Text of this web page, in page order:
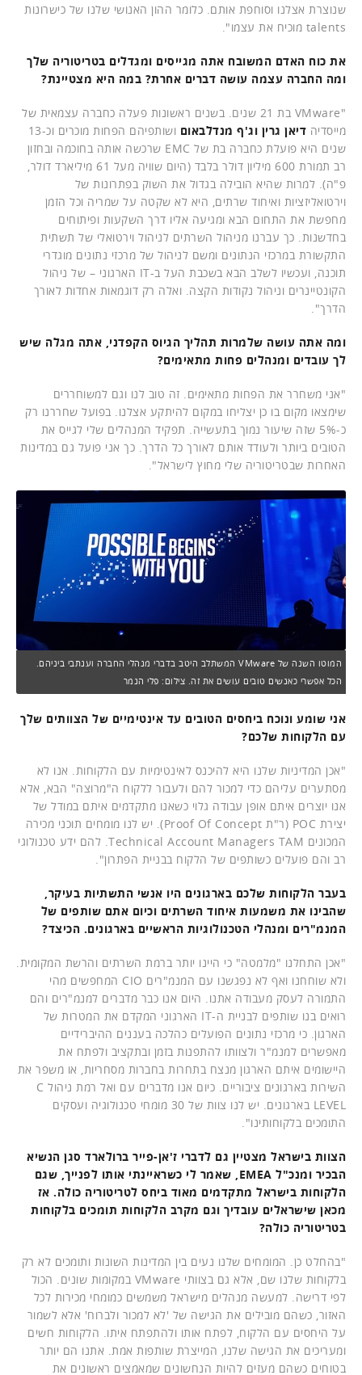
שנוצרת אצלנו וסוחפת אותם. כלומר ההון האנושי שלנו של כישרונות
talents מוכיח את עצמו".
את כוח האדם המשובח אתה מגייסים ומגדלים בטריטוריה שלך
ומה החברה עצמה עושה דברים אחרת? במה היא מצטיינת?
"VMware בת 21 שנים. בשנים ראשונות פעלה כחברה עצמאית של
מייסדיה דיאן גרין וג'ף מנדלבאום
ושותפיהם הפחות מוכרים וכ-13
שנים היא פועלת כחברה בת של EMC שרכשה אותה בחוכמה ובחזון
רב תמורת 600 מיליון דולר בלבד (היום שוויה מעל 61 מיליארד דולר,
פ"ה). למרות שהיא הובילה בגדול את השוק בפתרונות של
וירטואליזציות ואיחוד שרתים, היא לא שקטה על שמריה וכל הזמן
מחפשת את התחום הבא ומגיעה אליו דרך השקעות ופיתוחים
בחדשנות. כך עברנו מניהול השרתים לניהול וירטואלי של תשתית
התקשורת במרכזי הנתונים ומשם לניהול של מרכזי נתונים מוגדרי
תוכנה, ועכשיו לשלב הבא בשכבת העל ב-IT הארגוני – של ניהול
הקונטיינרים וניהול נקודות הקצה. ואלה רק דוגמאות אחדות לאורך
הדרך".
ומה אתה עושה שלמרות תהליך הגיוס הקפדני, אתה מגלה שיש
לך עובדים ומנהלים פחות מתאימים?
"אני משחרר את הפחות מתאימים. זה טוב לנו וגם למשוחררים
שימצאו מקום בו כן יצליחו במקום להיתקע אצלנו. בפועל שחררנו רק
כ-5% שזה שיעור נמוך בתעשייה. תפקיד המנהלים שלי לגייס את
הטובים ביותר ולעודד אותם לאורך כל הדרך. כך אני פועל גם במדינות
האחרות שבטריטוריה שלי מחוץ לישראל".
המוטו השנה של VMware המשתלב היטב בדברי מנהלי החברה וענתבי ביניהם.
הכל אפשרי כאנשים טובים עושים את זה. צילום: פלי הנמר
אני שומע ונוכח ביחסים הטובים עד אינטימיים של הצוותים שלך
עם הלקוחות שלכם?
"אכן המדיניות שלנו היא להיכנס לאינטימיות עם הלקוחות. אנו לא
מסתערים עליהם כדי למכור להם ולעבור ללקוח ה"מרוצה" הבא, אלא
אנו יוצרים איתם אופן עבודה גלוי כשאנו מתקדמים איתם במודל של
יצירת POC (ר"ת Proof Of Concept). יש לנו מומחים תוכני מכירה
המכונים Technical Account Managers TAM. להם ידע טכנולוגי
רב והם פועלים כשותפים של הלקוח בבניית הפתרון".
בעבר הלקוחות שלכם בארגונים היו אנשי התשתיות בעיקר,
שהבינו את משמעות איחוד השרתים וכיום אתם שותפים של
המנמ"רים ומנהלי הטכנולוגיות הראשיים בארגונים. הכיצד?
"אכן התחלנו "מלמטה" כי היינו יותר ברמת השרתים והרשת המקומית.
ולא שוחחנו ואף לא נפגשנו עם המנמ"רים CIO המחפשים מהי
התמורה לעסק מעבודה אתנו. היום אנו כבר מדברים למנמ"רים והם
רואים בנו שותפים לבניית ה-IT הארגוני המקדם את המטרות של
הארגון. כי מרכזי נתונים הפועלים כהלכה בעננים ההיברידיים
מאפשרים למנמ"ר ולצוותו להתפנות בזמן ובתקציב ולפתח את
היישומים איתם הארגון מנצח בתחרות בחברות מסחריות, או משפר את
השירות בארגונים ציבוריים. כיום אנו מדברים עם ואל רמת ניהול C
LEVEL בארגונים. יש לנו צוות של 30 מומחי טכנולוגיה ועסקים
התומכים בלקוחותינו".
הצוות בישראל מצטיין גם לדברי ז'אן-פייר ברולארד סגן הנשיא
הבכיר ומנכ"ל EMEA, שאמר לי כשראיינתי אותו לפנייך, שגם
הלקוחות בישראל מתקדמים מאוד ביחס לטריטוריה כולה. אז
מכאן שישראלים עובדיך וגם מקרב הלקוחות תומכים בלקוחות
בטריטוריה כולה?
"בהחלט כן. המומחים שלנו נעים בין המדינות השונות ותומכים לא רק
בלקוחות שלנו שם, אלא גם בצוותי VMware במקומות שונים. הכול
לפי דרישה. למעשה מנהלים מישראל משמשים כמומחי מכירות לכל
האזור, כשהם מובילים את הגישה של 'לא למכור ולברוח' אלא לשמור
על היחסים עם הלקוח, לפתח אותו ולהתפתח איתו. הלקוחות חשים
ומעריכים את הגישה שלנו, המייצרת שותפות אמת. אתנו הם יותר
בטוחים כשהם מעזים להיות הנחשונים שמאמצים ראשונים את